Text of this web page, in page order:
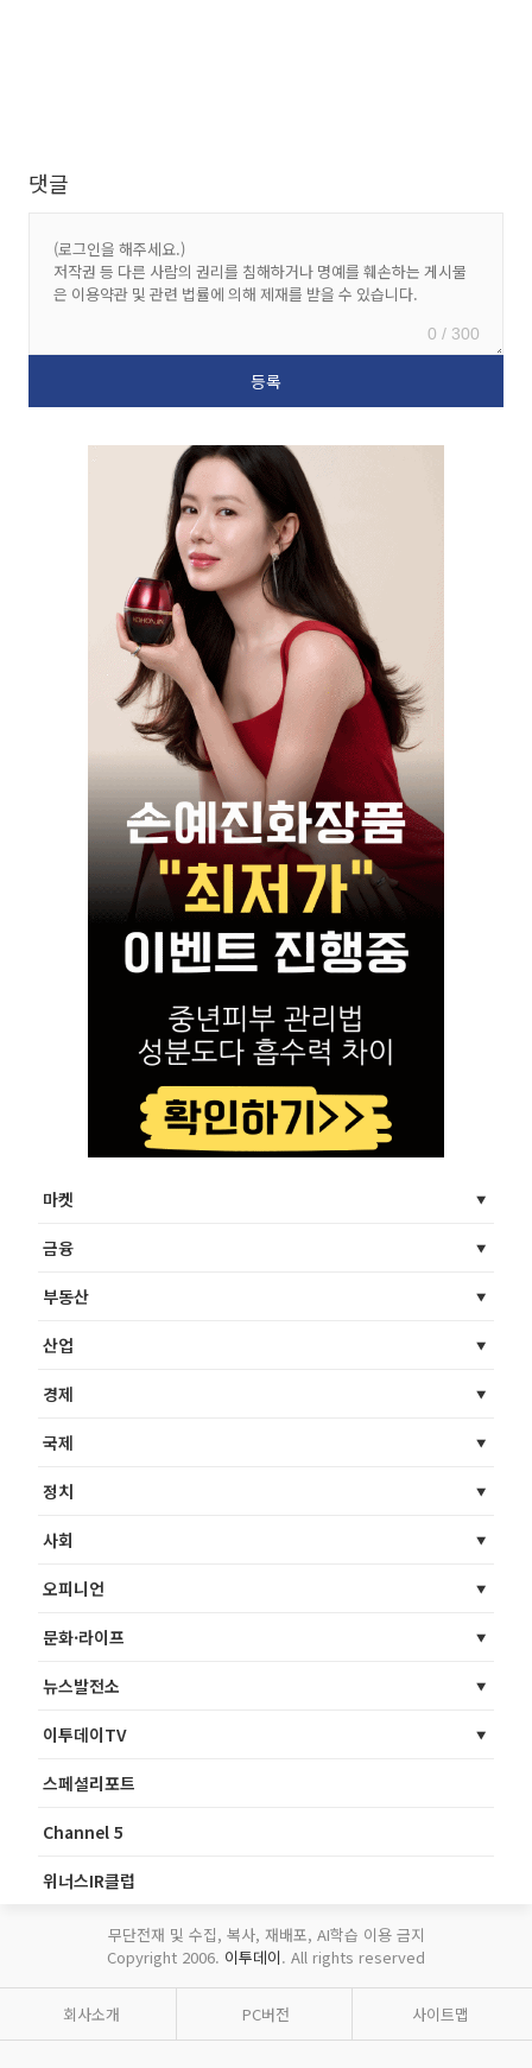
댓글
0 / 300
마켓
금융
부동산
산업
경제
국제
정치
사회
오피니언
문화·라이프
뉴스발전소
이투데이TV
스페셜리포트
Channel 5
위너스IR클럽
무단전재 및 수집, 복사, 재배포, AI학습 이용 금지
Copyright 2006. 이투데이. All rights reserved
회사소개 PC버전 사이트맵